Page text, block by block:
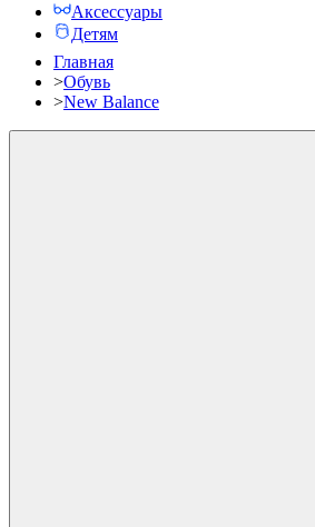
Аксессуары
Детям
Главная
>Обувь
>New Balance